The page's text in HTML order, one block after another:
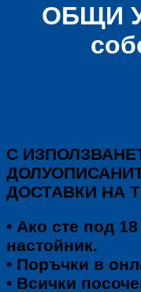
ОБЩИ
С
ДОСТАВКИ НА
• Ако сте под
настойник.
• Поръчки в
• Всички